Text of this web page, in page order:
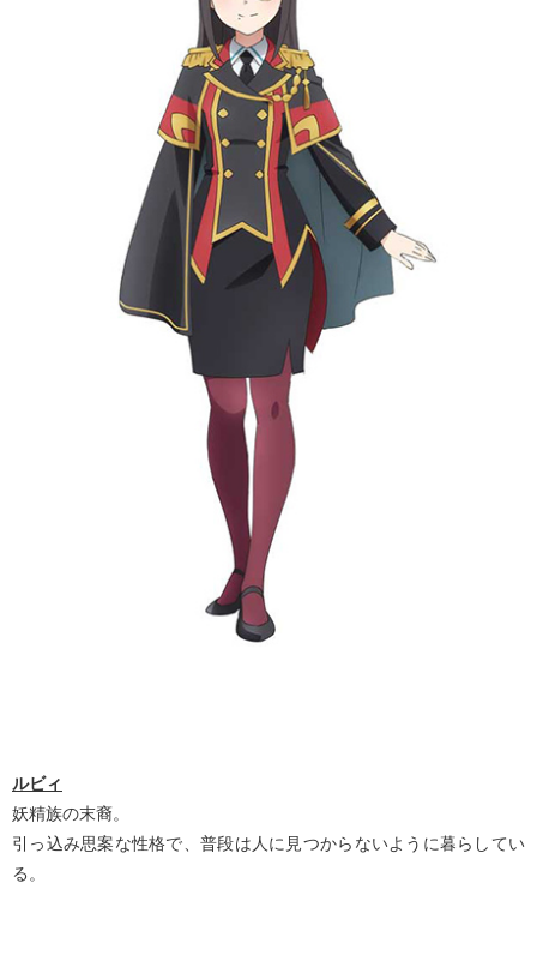
ルビィ
妖精族の末裔。
引っ込み思案な性格で、普段は人に見つからないように暮らしてい
る。